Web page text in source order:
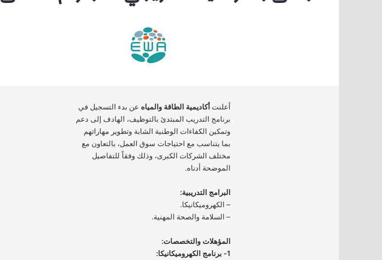
أعلنت أكاديمية الطاقة والمياه عن بدء التسجيل في
برنامج التدريب المبتدئ بالتوظيف، الهادف إلى دعم
وتمكين الكفاءات الوطنية الشابة وتطوير مهاراتهم
بما يتناسب مع احتياجات سوق العمل، بالتعاون مع
مختلف الشركات الكبرى، وذلك وفقاً للتفاصيل
الموضحة أدناه.
البرامج التدريبية:
– الكهروميكانيكا.
– السلامة والصحة المهنية.
المؤهلات والتخصصات:
1- برنامج الكهروميكانيكا: